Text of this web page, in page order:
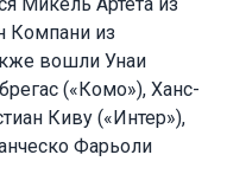
Компани из
вошли Унаи
(«Комо»), Ханс-
Киву («Интер»),
Фарьоли